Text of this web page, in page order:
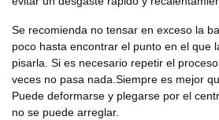
Se recomienda no tensar en exceso la
poco hasta encontrar el punto en el que
pisarla. Si es necesario repetir el
veces no pasa nada.Siempre es mejor
Puede deformarse y plegarse por el
no se puede arreglar.